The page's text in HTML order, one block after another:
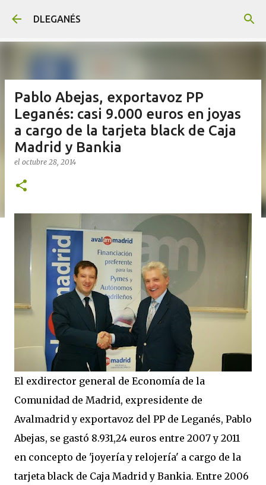
DLEGANÉS
Pablo Abejas, exportavoz PP
Leganés: casi 9.000 euros en joyas
a cargo de la tarjeta black de Caja
Madrid y Bankia
el octubre 28, 2014
El exdirector general de Economía de la
Comunidad de Madrid, expresidente de
Avalmadrid y exportavoz del PP de Leganés, Pablo
Abejas, se gastó 8.931,24 euros entre 2007 y 2011
en concepto de 'joyería y relojería' a cargo de la
tarjeta black de Caja Madrid y Bankia. Entre 2006